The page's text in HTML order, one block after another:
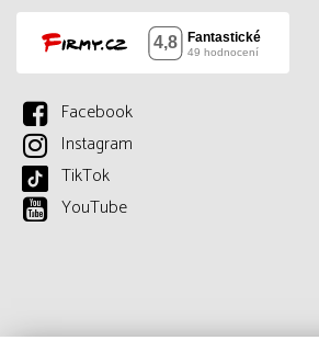
Facebook
Instagram
TikTok
YouTube